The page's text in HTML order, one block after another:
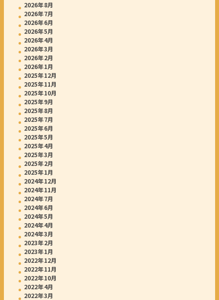
2026年8月
2026年7月
2026年6月
2026年5月
2026年4月
2026年3月
2026年2月
2026年1月
2025年12月
2025年11月
2025年10月
2025年9月
2025年8月
2025年7月
2025年6月
2025年5月
2025年4月
2025年3月
2025年2月
2025年1月
2024年12月
2024年11月
2024年7月
2024年6月
2024年5月
2024年4月
2024年3月
2023年2月
2023年1月
2022年12月
2022年11月
2022年10月
2022年4月
2022年3月